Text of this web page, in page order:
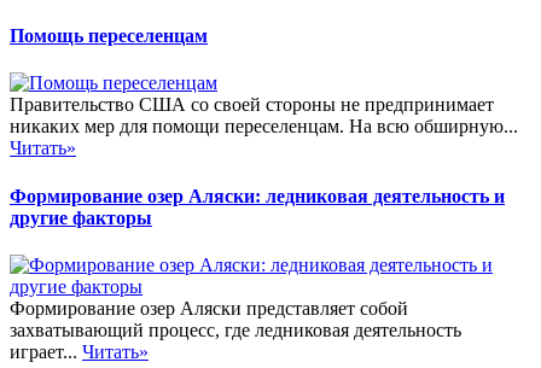
Помощь переселенцам
Правительство США со своей стороны не предпринимает
никаких мер для помощи переселенцам. На всю обширную...
Читать»
Формирование озер Аляски: ледниковая деятельность и
другие факторы
Формирование озер Аляски представляет собой
захватывающий процесс, где ледниковая деятельность
играет... Читать»